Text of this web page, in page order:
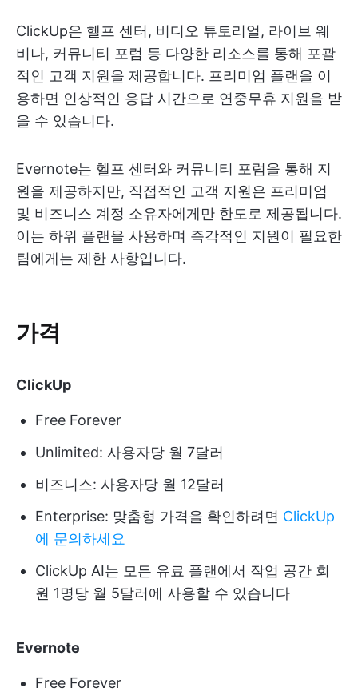
ClickUp은 헬프 센터, 비디오 튜토리얼, 라이브 웨
비나, 커뮤니티 포럼 등 다양한 리소스를 통해 포괄
적인 고객 지원을 제공합니다. 프리미엄 플랜을 이
용하면 인상적인 응답 시간으로 연중무휴 지원을 받
을 수 있습니다.
Evernote는 헬프 센터와 커뮤니티 포럼을 통해 지
원을 제공하지만, 직접적인 고객 지원은 프리미엄
및 비즈니스 계정 소유자에게만 한도로 제공됩니다.
이는 하위 플랜을 사용하며 즉각적인 지원이 필요한
팀에게는 제한 사항입니다.
가격
ClickUp
Free Forever
Unlimited: 사용자당 월 7달러
비즈니스: 사용자당 월 12달러
Enterprise: 맞춤형 가격을 확인하려면 ClickUp
에 문의하세요
ClickUp AI는 모든 유료 플랜에서 작업 공간 회
원 1명당 월 5달러에 사용할 수 있습니다
Evernote
Free Forever